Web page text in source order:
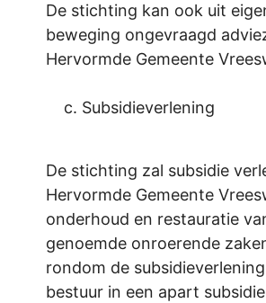
De stichting kan ook uit
beweging ongevraagd
Hervormde Gemeente
Subsidieverlening
De stichting zal subsidie
Hervormde Gemeente
onderhoud en restauratie
genoemde onroerende
rondom de
bestuur in een apart